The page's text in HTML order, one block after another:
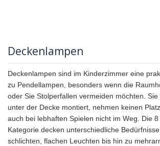
Deckenlampen
Deckenlampen sind im Kinderzimmer eine
zu Pendellampen, besonders wenn die
oder Sie Stolperfallen vermeiden möchten.
unter der Decke montiert, nehmen keinen
auch bei lebhaften Spielen nicht im Weg. Die
Kategorie decken unterschiedliche
schlichten, flachen Leuchten bis hin zu